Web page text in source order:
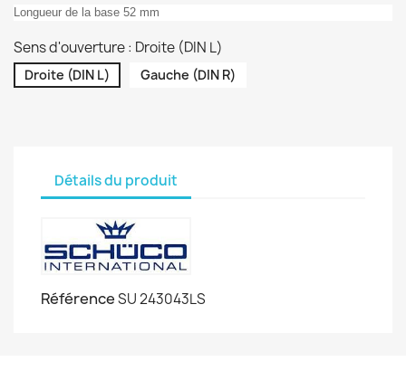
Longueur de la base 52 mm
Sens d'ouverture : Droite (DIN L)
Droite (DIN L) Gauche (DIN R)
Détails du produit
RéférenceSU 243043LS